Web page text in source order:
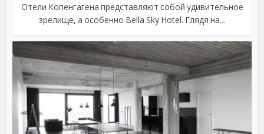
Отели Копенгагена представляют собой удивительное
зрелище, а особенно Bella Sky Hotel. Глядя на...